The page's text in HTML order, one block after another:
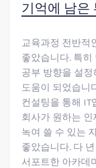
기억에 남은
교육과정 전반적
좋았습니다. 특
공부 방향을 설
도움이 되었습니
컨설팅을 통해 IT
회사가 원하는
녹여 쓸 수 있는
좋았습니다. 다
서포트한 아카데